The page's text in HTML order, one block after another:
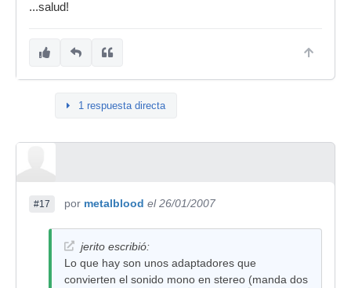
...salud!
1 respuesta directa
#17 por metalblood el 26/01/2007
jerito escribió:
Lo que hay son unos adaptadores que
convierten el sonido mono en stereo (manda dos